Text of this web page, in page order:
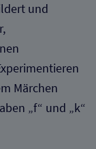
und
Märchen
„f“ und „k“